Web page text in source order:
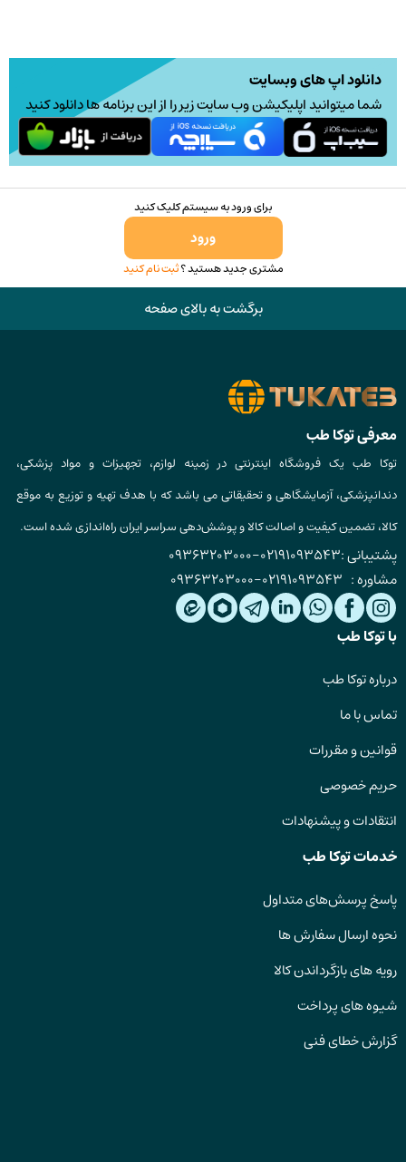
دانلود اپ های وبسایت
شما میتوانید اپلیکیشن وب سایت زیر را از این برنامه ها دانلود کنید
برای ورود به سیستم کلیک کنید
ورود
مشتری جدید هستید ؟ثبت نام کنید
برگشت به بالای صفحه
معرفی توکا طب
توکا طب یک فروشگاه اینترنتی در زمینه لوازم، تجهیزات و مواد پزشکی،
دندانپزشکی، آزمایشگاهی و تحقیقاتی می باشد که با هدف تهیه و توزیع به موقع
کالا، تضمین کیفیت و اصالت کالا و پوشش‌دهی سراسر ایران راه‌اندازی شده است.
پشتیبانی :02191093543
-
09363203000
مشاوره : 02191093543
-
09363203000
با توکا طب
درباره توکا طب
تماس با ما
قوانین و مقررات
حریم خصوصی
انتقادات و پیشنهادات
خدمات توکا طب
پاسخ پرسش‌های متداول
نحوه ارسال سفارش ها
رویه های بازگرداندن کالا
شیوه های پرداخت
گزارش خطای فنی